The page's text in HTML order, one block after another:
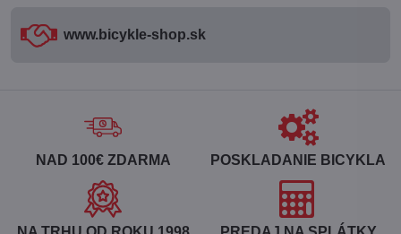
www​.bicykle-shop​.sk
NAD 100€ ZDARMA POSKLADANIE BICYKLA